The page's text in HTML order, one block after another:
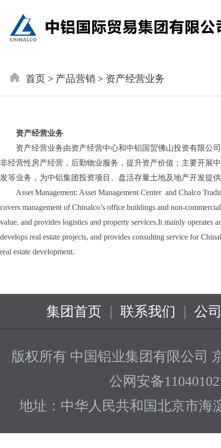
首页 > 产品营销 > 资产经营业务
资产经营业务
资产经营业务由资产经营中心和中铝国贸佛山投资有限公
非经营性房产经营，后勤物业服务，提升资产价值；主要开展
发等业务，为中铝集团投资项目、盘活存量土地及地产开发提
Asset Management: Asset Management Center and Chalco
covers management of Chinalco’s office buildings and non-
value, and provides logistics and property services.It mainly operates
develops real estate projects, and provides consulting service for
real estate development.
集团首页 | 联系我们 | 公
版权所有 中国铝业集团有限公司
公网安备
地址：中华人民共和国北京市海